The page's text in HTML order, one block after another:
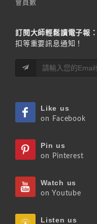
會員數
訂閱大師輕鬆讀電子報：
扣等重要訊息通知！
Like us
on Facebook
Pin us
on Pinterest
Watch us
on Youtube
Listen us